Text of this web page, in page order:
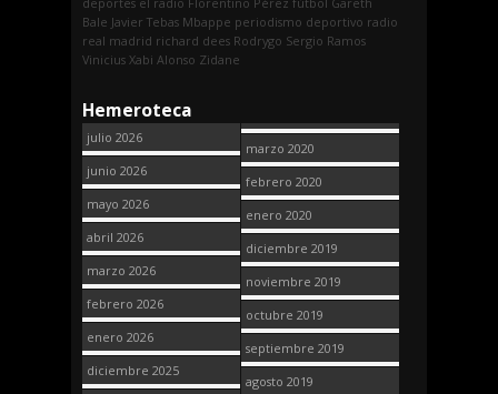
Bale Javier Tebas Mbappe periodismo deportivo radio
real madrid richard dees Rodrygo Sergio Ramos
Vinicius Xabi Alonso Zidane
Hemeroteca
julio 2026
junio 2026
mayo 2026
abril 2026
marzo 2026
febrero 2026
enero 2026
diciembre 2025
marzo 2020
febrero 2020
enero 2020
diciembre 2019
noviembre 2019
octubre 2019
septiembre 2019
agosto 2019